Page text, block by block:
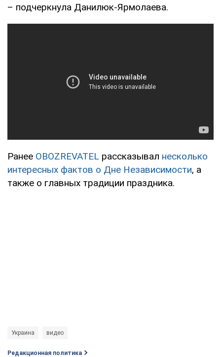
– подчеркнула Данилюк-Ярмолаева.
Ранее OBOZREVATEL рассказывал несколько
интересных фактов о Дне Независимости, а
также о главных традиции праздника.
Украина видео
Редакционная политика